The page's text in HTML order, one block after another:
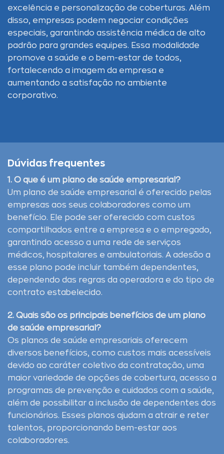
excelência e personalização de coberturas. Além
disso, empresas podem negociar condições
especiais, garantindo assistência médica de alto
padrão para grandes equipes. Essa modalidade
promove a saúde e o bem-estar de todos,
fortalecendo a imagem da empresa e
aumentando a satisfação no ambiente
corporativo.
Dúvidas frequentes
1. O que é um plano de saúde empresarial?
Um plano de saúde empresarial é oferecido pelas
empresas aos seus colaboradores como um
benefício. Ele pode ser oferecido com custos
compartilhados entre a empresa e o empregado,
garantindo acesso a uma rede de serviços
médicos, hospitalares e ambulatoriais. A adesão a
esse plano pode incluir também dependentes,
dependendo das regras da operadora e do tipo de
contrato estabelecido.
2. Quais são os principais benefícios de um plano
de saúde empresarial?
Os planos de saúde empresariais oferecem
diversos benefícios, como custos mais acessíveis
devido ao caráter coletivo da contratação, uma
maior variedade de opções de cobertura, acesso a
programas de prevenção e cuidados com a saúde,
além de possibilitar a inclusão de dependentes dos
funcionários. Esses planos ajudam a atrair e reter
talentos, proporcionando bem-estar aos
colaboradores.